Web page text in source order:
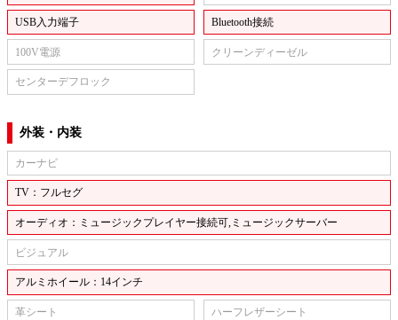
USB入力端子 Bluetooth接続
100V電源 クリーンディーゼル
センターデフロック
外装・内装
カーナビ
TV：フルセグ
オーディオ：ミュージックプレイヤー接続可,ミュージックサーバー
ビジュアル
アルミホイール：14インチ
革シート ハーフレザーシート